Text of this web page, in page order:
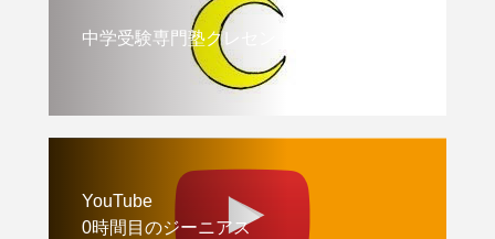
中学受験専門塾クレセント
YouTube
0時間目のジーニアス